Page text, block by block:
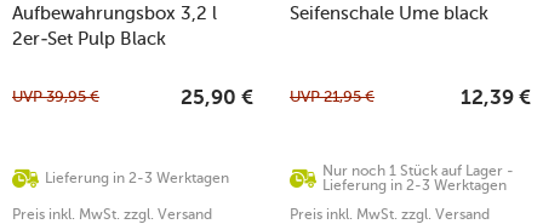
Aufbewahrungsbox 3,2 l
2er-Set Pulp Black
Lieferung in 2-3 Werktagen
UVP39,95 € 25,90 €
Preis inkl. MwSt. zzgl. Versand
Seifenschale Ume black
Nur noch 1 Stück auf Lager -
Lieferung in 2-3 Werktagen
UVP21,95 € 12,39 €
Preis inkl. MwSt. zzgl. Versand